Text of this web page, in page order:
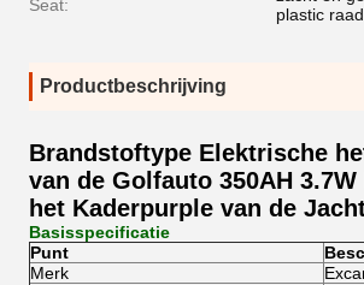
Seat:
plastic raad
Productbeschrijving
Brandstoftype Elektrische
van de Golfauto 350AH
het Kaderpurple van de
Basisspecificatie
Punt
Merk